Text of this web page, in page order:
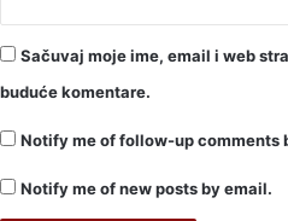
Sačuvaj moje ime, email i web
buduće komentare.
Notify me of follow-up comments
Notify me of new posts by email.